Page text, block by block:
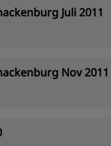
Juli 2011
Nov 2011